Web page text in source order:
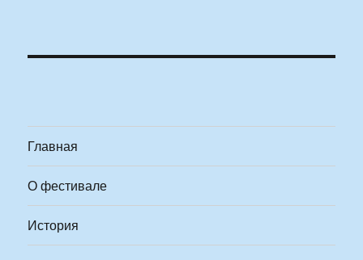
Главная
О фестивале
История